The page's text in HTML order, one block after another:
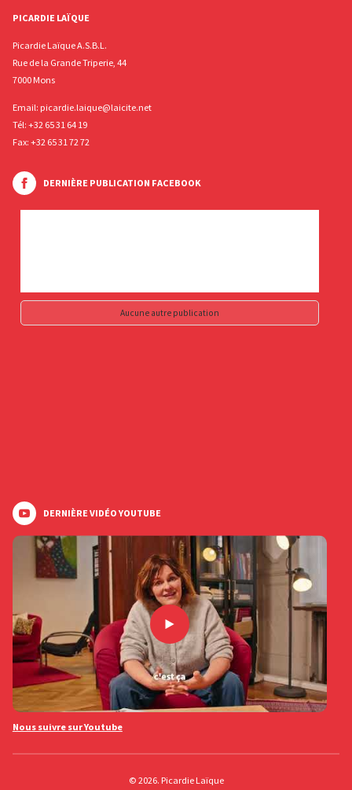
PICARDIE LAÏQUE
Picardie Laïque A.S.B.L.
Rue de la Grande Triperie, 44
7000 Mons
Email: picardie.laique@laicite.net
Tél: +32 65 31 64 19
Fax: +32 65 31 72 72
DERNIÈRE PUBLICATION FACEBOOK
Aucune autre publication
DERNIÈRE VIDÉO YOUTUBE
Nous suivre sur Youtube
© 2026. Picardie Laïque